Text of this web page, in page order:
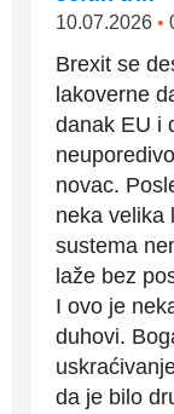
10.07.2026 •
Brexit se
lakoverne
danak EU i
novac.
neka velika
sustema
laže bez
I ovo je
duhovi.
da je bilo